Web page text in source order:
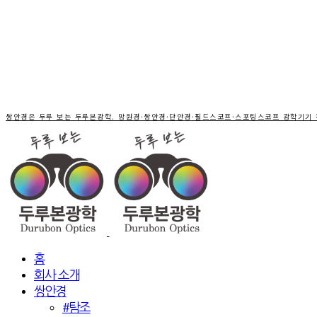
쌍안경은 두루 보는 두루본광학. 망원경·쌍안경·단안경·필드스코프·스포팅스코프 광학기기
홈
회사 소개
쌍안경
#탐조